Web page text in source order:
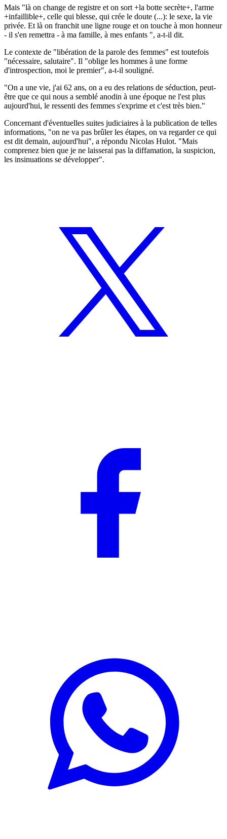
Mais "là on change de registre et on sort +la botte secrète+, l'arme
+infaillible+, celle qui blesse, qui crée le doute (...): le sexe, la vie
privée. Et là on franchit une ligne rouge et on touche à mon honneur
- il s'en remettra - à ma famille, à mes enfants ", a-t-il dit.
Le contexte de "libération de la parole des femmes" est toutefois
"nécessaire, salutaire". Il "oblige les hommes à une forme
d'introspection, moi le premier", a-t-il souligné.
"On a une vie, j'ai 62 ans, on a eu des relations de séduction, peut-
être que ce qui nous a semblé anodin à une époque ne l'est plus
aujourd'hui, le ressenti des femmes s'exprime et c'est très bien."
Concernant d'éventuelles suites judiciaires à la publication de telles
informations, "on ne va pas brûler les étapes, on va regarder ce qui
est dit demain, aujourd'hui", a répondu Nicolas Hulot. "Mais
comprenez bien que je ne laisserai pas la diffamation, la suspicion,
les insinuations se développer".